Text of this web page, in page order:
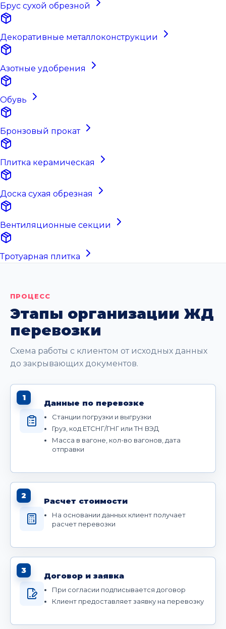
Брус сухой обрезной
Декоративные металлоконструкции
Азотные удобрения
Обувь
Бронзовый прокат
Плитка керамическая
Доска сухая обрезная
Вентиляционные секции
Тротуарная плитка
ПРОЦЕСС
Этапы организации ЖД
перевозки
Схема работы с клиентом от исходных данных
до закрывающих документов.
1
Данные по перевозке
Станции погрузки и выгрузки
Груз, код ЕТСНГ/ГНГ или ТН ВЭД
Масса в вагоне, кол-во вагонов, дата
отправки
2
Расчет стоимости
На основании данных клиент получает
расчет перевозки
3
Договор и заявка
При согласии подписывается договор
Клиент предоставляет заявку на перевозку